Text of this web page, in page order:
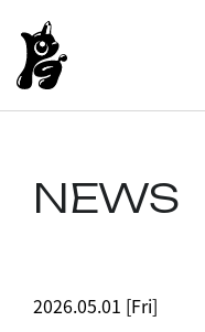
NEWS
2026.05.01 [Fri]